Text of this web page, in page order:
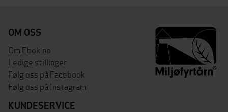
OM OSS
Om Ebok.no
Ledige stillinger
Følg oss på Facebook
Følg oss på Instagram
KUNDESERVICE